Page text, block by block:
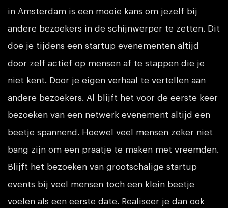
in Amsterdam is een mooie kans om jezelf bij
andere bezoekers in de schijnwerper te zetten. Dit
doe je tijdens een startup evenementen altijd
door zelf actief op mensen af te stappen die je
niet kent. Door je eigen verhaal te vertellen aan
andere bezoekers. Al blijft het voor de eerste keer
bezoeken van een netwerk evenement altijd een
beetje spannend. Hoewel veel mensen zeker niet
bang zijn om een praatje te maken met vreemden.
Blijft het bezoeken van grootschalige startup
events bij veel mensen toch een klein beetje
voelen als een eerste date. Realiseer je dan ook